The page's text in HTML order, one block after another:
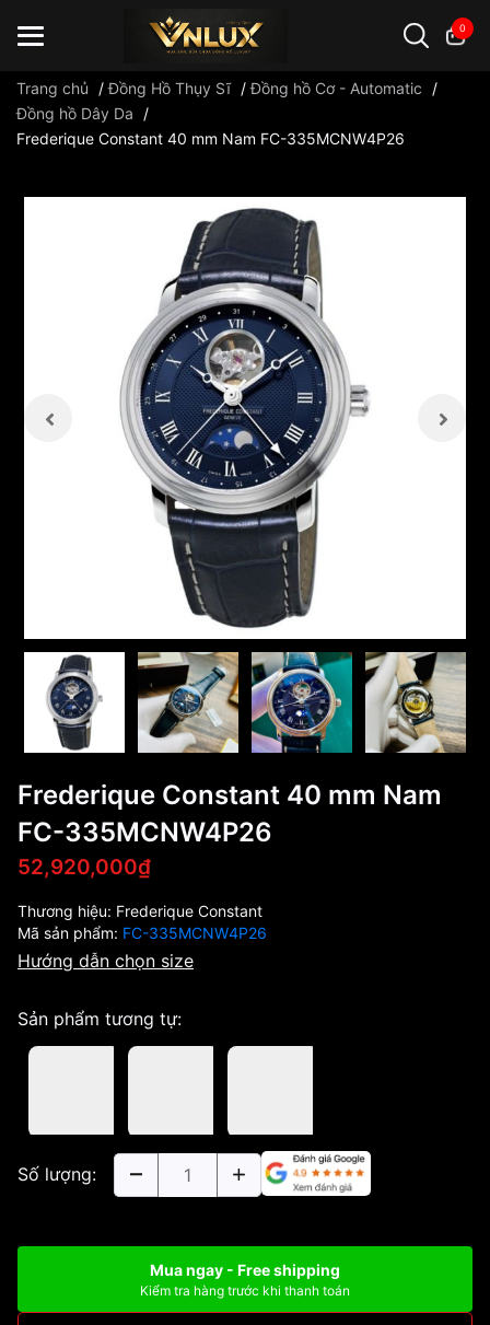
0
Đồng hồ casio đồng hồ G-Shock đồng hồ Orient ...
Trang chủ /Đồng Hồ Thụy Sĩ /Đồng hồ Cơ - Automatic
/
Đồng hồ Dây Da
/
Frederique Constant 40 mm Nam FC-335MCNW4P26
Frederique Constant 40 mm Nam
FC-335MCNW4P26
52,920,000₫
Thương hiệu: Frederique Constant
Mã sản phẩm: FC-335MCNW4P26
Hướng dẫn chọn size
Sản phẩm tương tự:
Số lượng:
Mua ngay - Free shipping
Kiểm tra hàng trước khi thanh toán